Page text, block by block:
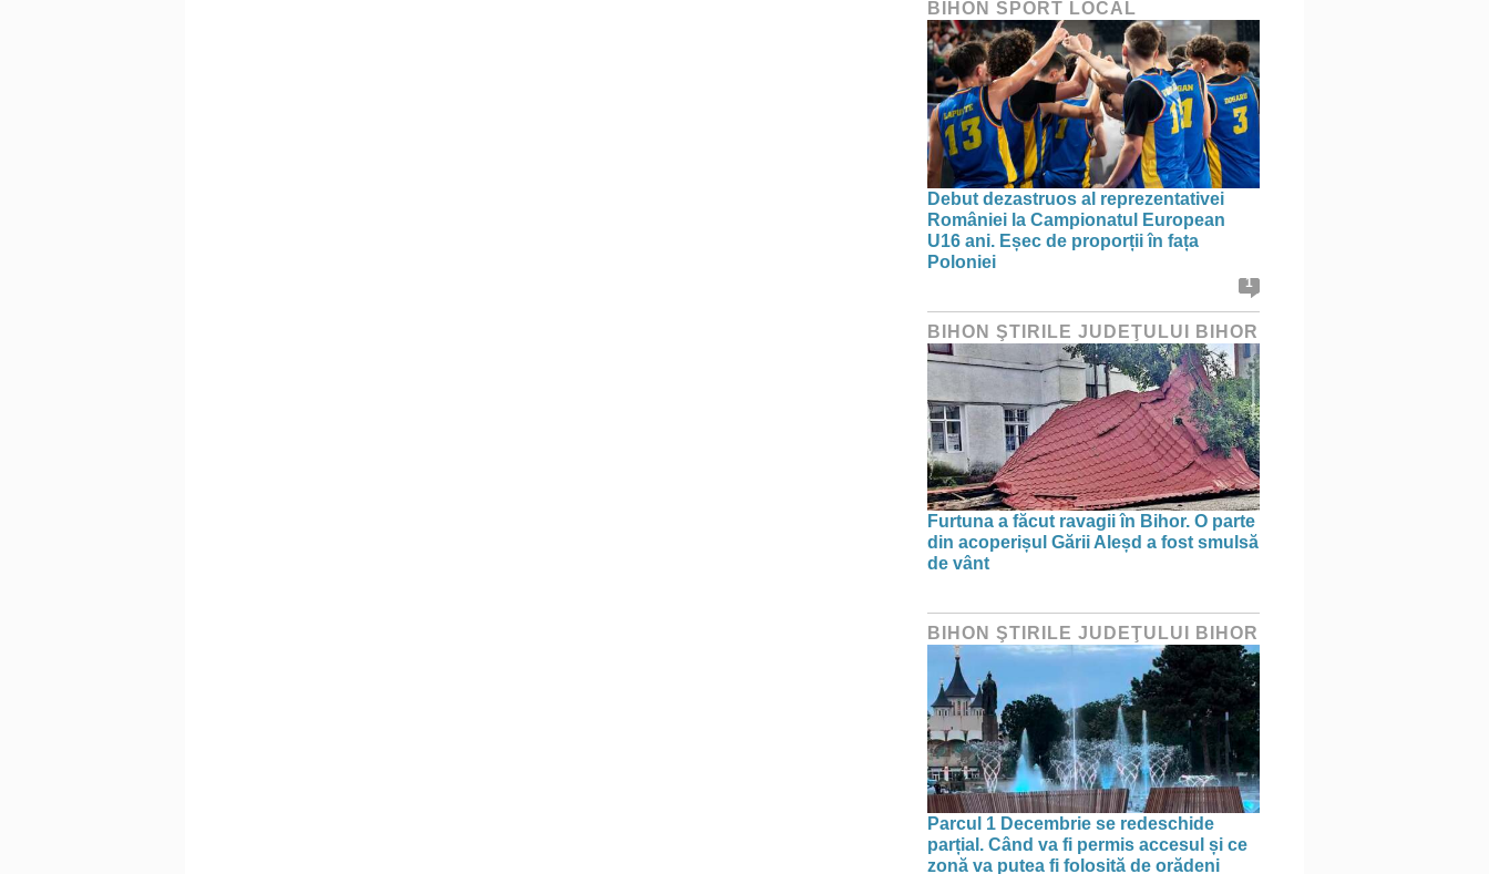
BIHON SPORT LOCAL
Debut dezastruos al reprezentativei
României la Campionatul European
U16 ani. Eșec de proporții în fața
Poloniei
1
BIHON ŞTIRILE JUDEŢULUI BIHOR
Furtuna a făcut ravagii în Bihor. O parte
din acoperișul Gării Aleșd a fost smulsă
de vânt
BIHON ŞTIRILE JUDEŢULUI BIHOR
Parcul 1 Decembrie se redeschide
parțial. Când va fi permis accesul și ce
zonă va putea fi folosită de orădeni